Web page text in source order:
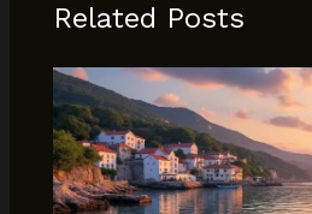
Related Posts